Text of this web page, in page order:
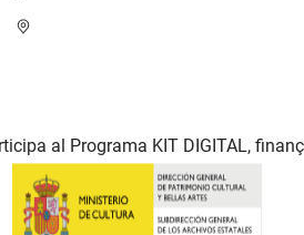
al Programa KIT DIGITAL,